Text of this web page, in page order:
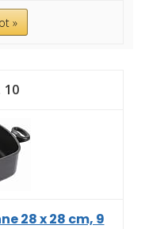
»
10
28 x 28 cm, 9